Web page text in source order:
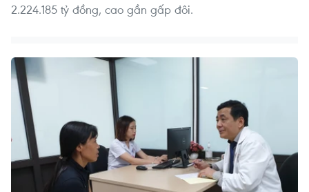
2.224.185 tỷ đồng, cao gần gấp đôi.